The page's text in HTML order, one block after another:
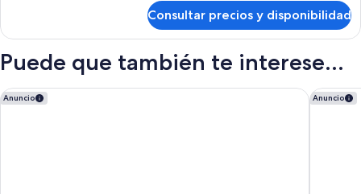
Consultar precios y disponibilidad
Puede que también te interese...
Anuncio
Hotel de Mar Gran Meliá - The Leading Hotels of the World
Anuncio
Zel